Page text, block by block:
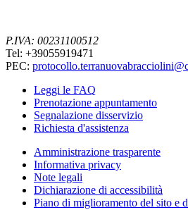
P.IVA: 00231100512
Tel: +39055919471
PEC:
Leggi le FAQ
Prenotazione appuntamento
Segnalazione disservizio
Richiesta d'assistenza
Amministrazione trasparente
Informativa privacy
Note legali
Dichiarazione di accessibilità
Piano di miglioramento del sito e